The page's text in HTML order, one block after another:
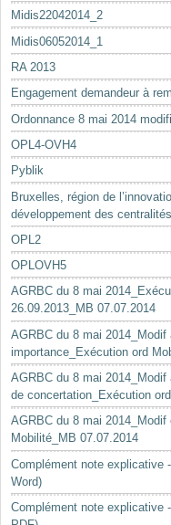
Midis22042014_2
Midis06052014_1
RA 2013
Engagement demandeur à
Ordonnance 8 mai 2014
OPL4-OVH4
Pyblik
Bruxelles, région de
développement des
OPL2
OPLOVH5
AGRBC du 8 mai
26.09.2013_MB 07.07.2014
AGRBC du 8 mai
importance_Exécution ord
AGRBC du 8 mai
de concertation_Exécution
AGRBC du 8 mai
Mobilité_MB 07.07.2014
Complément note explicative
Word)
Complément note explicative